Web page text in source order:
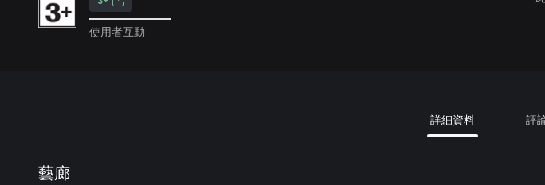
使用者互動
詳細資料 評
藝廊